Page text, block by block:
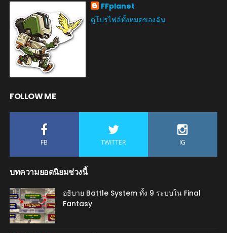
FFplanet
ดูโปรไฟล์ทั้งหมดของฉัน
FOLLOW ME
FB TWITTER IG
บทความยอดนิยมช่วงนี้
อธิบาย Battle System ทั้ง 9 ระบบใน Final
Fantasy